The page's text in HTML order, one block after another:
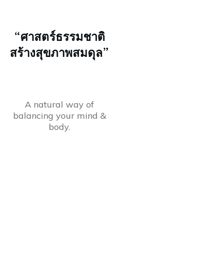
“ศาสตร์ธรรมชาติ
สร้างสุขภาพสมดุล”
A natural way of
balancing your mind &
body.